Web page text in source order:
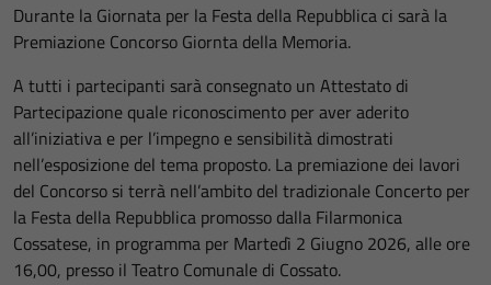
Durante la Giornata per la Festa della Repubblica ci sarà la
Premiazione Concorso Giornta della Memoria.
A tutti i partecipanti sarà consegnato un Attestato di
Partecipazione quale riconoscimento per aver aderito
all’iniziativa e per l’impegno e sensibilità dimostrati
nell’esposizione del tema proposto. La premiazione dei lavori
del Concorso si terrà nell’ambito del tradizionale Concerto per
la Festa della Repubblica promosso dalla Filarmonica
Cossatese, in programma per Martedì 2 Giugno 2026, alle ore
16,00, presso il Teatro Comunale di Cossato.